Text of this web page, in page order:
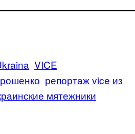
VICE
репортаж vice из
мятежники